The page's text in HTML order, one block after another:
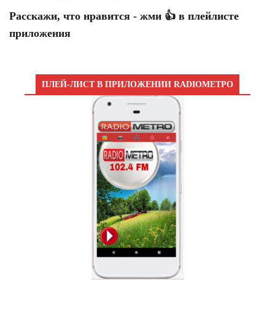
Расскажи, что нравится - жми 👍 в плейлисте
приложения
ПЛЕЙ-ЛИСТ В ПРИЛОЖЕНИИ RADIOМЕТРО